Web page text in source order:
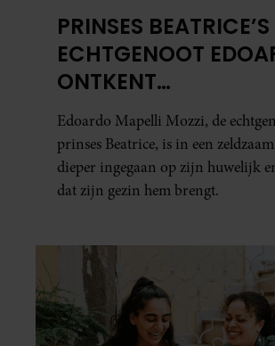
PRINSES BEATRICE’S
ECHTGENOOT
ONTKENT
Edoardo Mapelli Mozzi, de
prinses Beatrice, is in een
dieper ingegaan op zijn huwelijk
dat zijn gezin hem brengt.